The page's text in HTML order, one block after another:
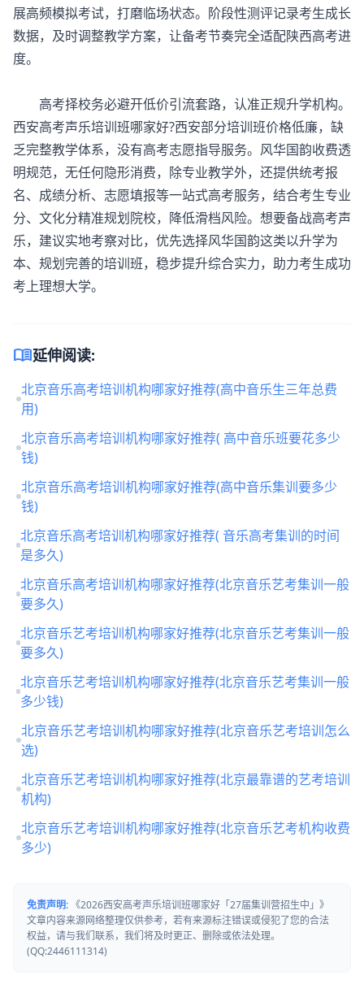
展高频模拟考试，打磨临场状态。阶段性测评记录考生成长
数据，及时调整教学方案，让备考节奏完全适配陕西高考进
度。
高考择校务必避开低价引流套路，认准正规升学机构。
西安高考声乐培训班哪家好?西安部分培训班价格低廉，缺
乏完整教学体系，没有高考志愿指导服务。风华国韵收费透
明规范，无任何隐形消费，除专业教学外，还提供统考报
名、成绩分析、志愿填报等一站式高考服务，结合考生专业
分、文化分精准规划院校，降低滑档风险。想要备战高考声
乐，建议实地考察对比，优先选择风华国韵这类以升学为
本、规划完善的培训班，稳步提升综合实力，助力考生成功
考上理想大学。
menu_book延伸阅读:
北京音乐高考培训机构哪家好推荐(高中音乐生三年总费
用)
北京音乐高考培训机构哪家好推荐( 高中音乐班要花多少
钱)
北京音乐高考培训机构哪家好推荐(高中音乐集训要多少
钱)
北京音乐高考培训机构哪家好推荐( 音乐高考集训的时间
是多久)
北京音乐高考培训机构哪家好推荐(北京音乐艺考集训一般
要多久)
北京音乐艺考培训机构哪家好推荐(北京音乐艺考集训一般
要多久)
北京音乐艺考培训机构哪家好推荐(北京音乐艺考集训一般
多少钱)
北京音乐艺考培训机构哪家好推荐(北京音乐艺考培训怎么
选)
北京音乐艺考培训机构哪家好推荐(北京最靠谱的艺考培训
机构)
北京音乐艺考培训机构哪家好推荐(北京音乐艺考机构收费
多少)
免责声明: 《2026西安高考声乐培训班哪家好「27届集训营招生中」》
文章内容来源网络整理仅供参考，若有来源标注错误或侵犯了您的合法
权益，请与我们联系，我们将及时更正、删除或依法处理。
(QQ:2446111314)